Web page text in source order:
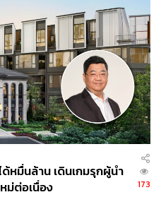
226
AUTHOR
TEAM
การ THE STANDARD
หมื่นล้าน เดินเกมรุกผู้นำ
ม่ต่อเนื่อง
173